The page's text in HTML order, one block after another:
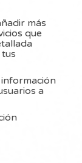
más
que
a